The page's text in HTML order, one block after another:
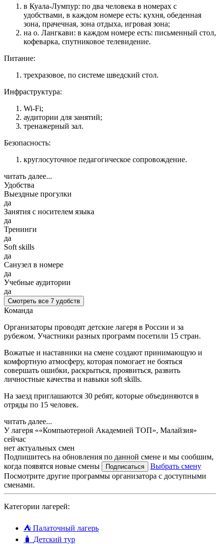
в Куала-Лумпур: по два человека в номерах с
удобствами, в каждом номере есть: кухня, обеденная
зона, прачечная, зона отдыха, игровая зона;
на о. Лангкави: в каждом номере есть: письменный стол,
кофеварка, спутниковое телевидение.
Питание:
трехразовое, по системе шведский стол.
Инфраструктура:
Wi-Fi;
аудитории для занятий;
тренажерный зал.
Безопасность:
круглосуточное педагогическое сопровождение.
читать далее...
Удобства
Выездные прогулки
да
Занятия с носителем языка
да
Тренинги
да
Soft skills
да
Санузел в номере
да
Учебные аудитории
да
Смотреть все 7 удобств
Команда
Организаторы проводят детские лагеря в России и за
рубежом. Участники разных программ посетили 15 стран.
Вожатые и наставники на смене создают принимающую и
комфортную атмосферу, которая помогает не бояться
совершать ошибки, раскрыться, проявиться, развить
личностные качества и навыки soft skills.
На заезд приглашаются 30 ребят, которые объединяются в
отряды по 15 человек.
читать далее...
У лагеря ««Компьютерной Академией TOП», Малайзия»
сейчас
нет актуальных смен
Подпишитесь на обновления по данной смене и мы сообшим,
когда появятся новые смены
Подписаться
Выбрать смену
Посмотрите другие программы организатора с доступными
сменами.
Категории лагерей:
⛺ Палаточный лагерь
🧳 Детский тур